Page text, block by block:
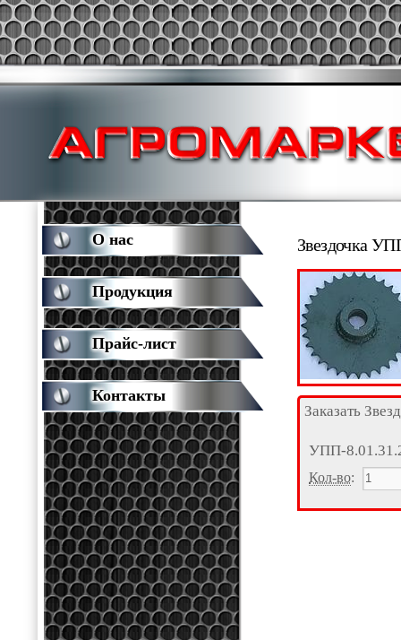
Звездочка
Заказать
УПП-
Кол-во:
О нас
Продукция
Прайс-лист
Контакты